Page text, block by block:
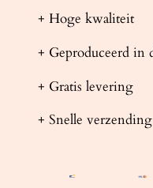
+ Hoge kwaliteit
+ Geproduceerd in
+ Gratis levering
+ Snelle verzending